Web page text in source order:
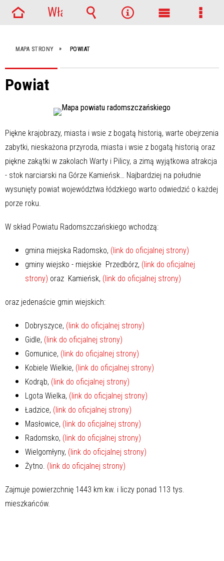
MAPA STRONY POWIAT
Powiat
Piękne krajobrazy, miasta i wsie z bogatą historią, warte obejrzenia
zabytki, nieskażona przyroda, miasta i wsie z bogatą historią oraz
piękne zakątki w zakolach Warty i Pilicy, a zimą wyjątkowa atrakcja
- stok narciarski na Górze Kamieńsk… Najbardziej na południe
wysunięty powiat województwa łódzkiego warto odwiedzić o każdej
porze roku.
W skład Powiatu Radomszczańskiego wchodzą:
gmina miejska Radomsko, (link do oficjalnej strony)
gminy wiejsko - miejskie Przedbórz, (link do oficjalnej
strony) oraz Kamieńsk, (link do oficjalnej strony)
oraz jedenaście gmin wiejskich:
Dobryszyce, (link do oficjalnej strony)
Gidle, (link do oficjalnej strony)
Gomunice, (link do oficjalnej strony)
Kobiele Wielkie, (link do oficjalnej strony)
Kodrąb, (link do oficjalnej strony)
Lgota Wielka, (link do oficjalnej strony)
Ładzice, (link do oficjalnej strony)
Masłowice, (link do oficjalnej strony)
Radomsko, (link do oficjalnej strony)
Wielgomłyny, (link do oficjalnej strony)
Żytno. (link do oficjalnej strony)
Zajmuje powierzchnię 1443 km kw. i liczy ponad 113 tys.
mieszkańców.
Włącz